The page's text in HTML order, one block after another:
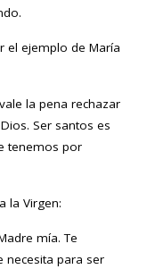
el ejemplo de María
la pena rechazar
Ser santos es
tenemos por
la Virgen:
mía. Te
necesita para ser